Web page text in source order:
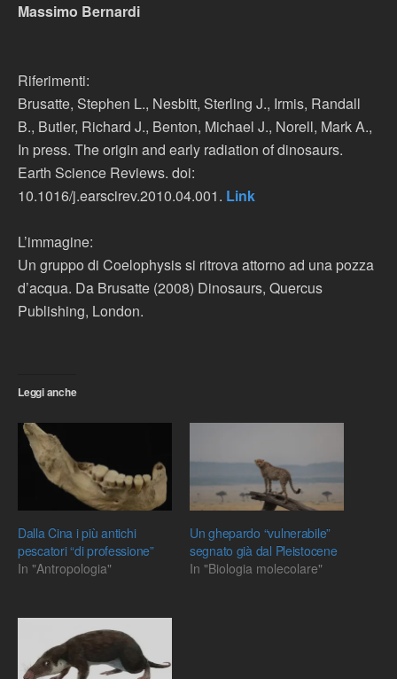
Massimo Bernardi
Riferimenti:
Brusatte, Stephen L., Nesbitt, Sterling J., Irmis, Randall
B., Butler, Richard J., Benton, Michael J., Norell, Mark A.,
In press. The origin and early radiation of dinosaurs.
Earth Science Reviews. doi:
10.1016/j.earscirev.2010.04.001. Link
L’immagine:
Un gruppo di Coelophysis si ritrova attorno ad una pozza
d’acqua. Da Brusatte (2008) Dinosaurs, Quercus
Publishing, London.
Leggi anche
Dalla Cina i più antichi
pescatori “di professione”
In "Antropologia"
Un ghepardo “vulnerabile”
segnato già dal Pleistocene
In "Biologia molecolare"